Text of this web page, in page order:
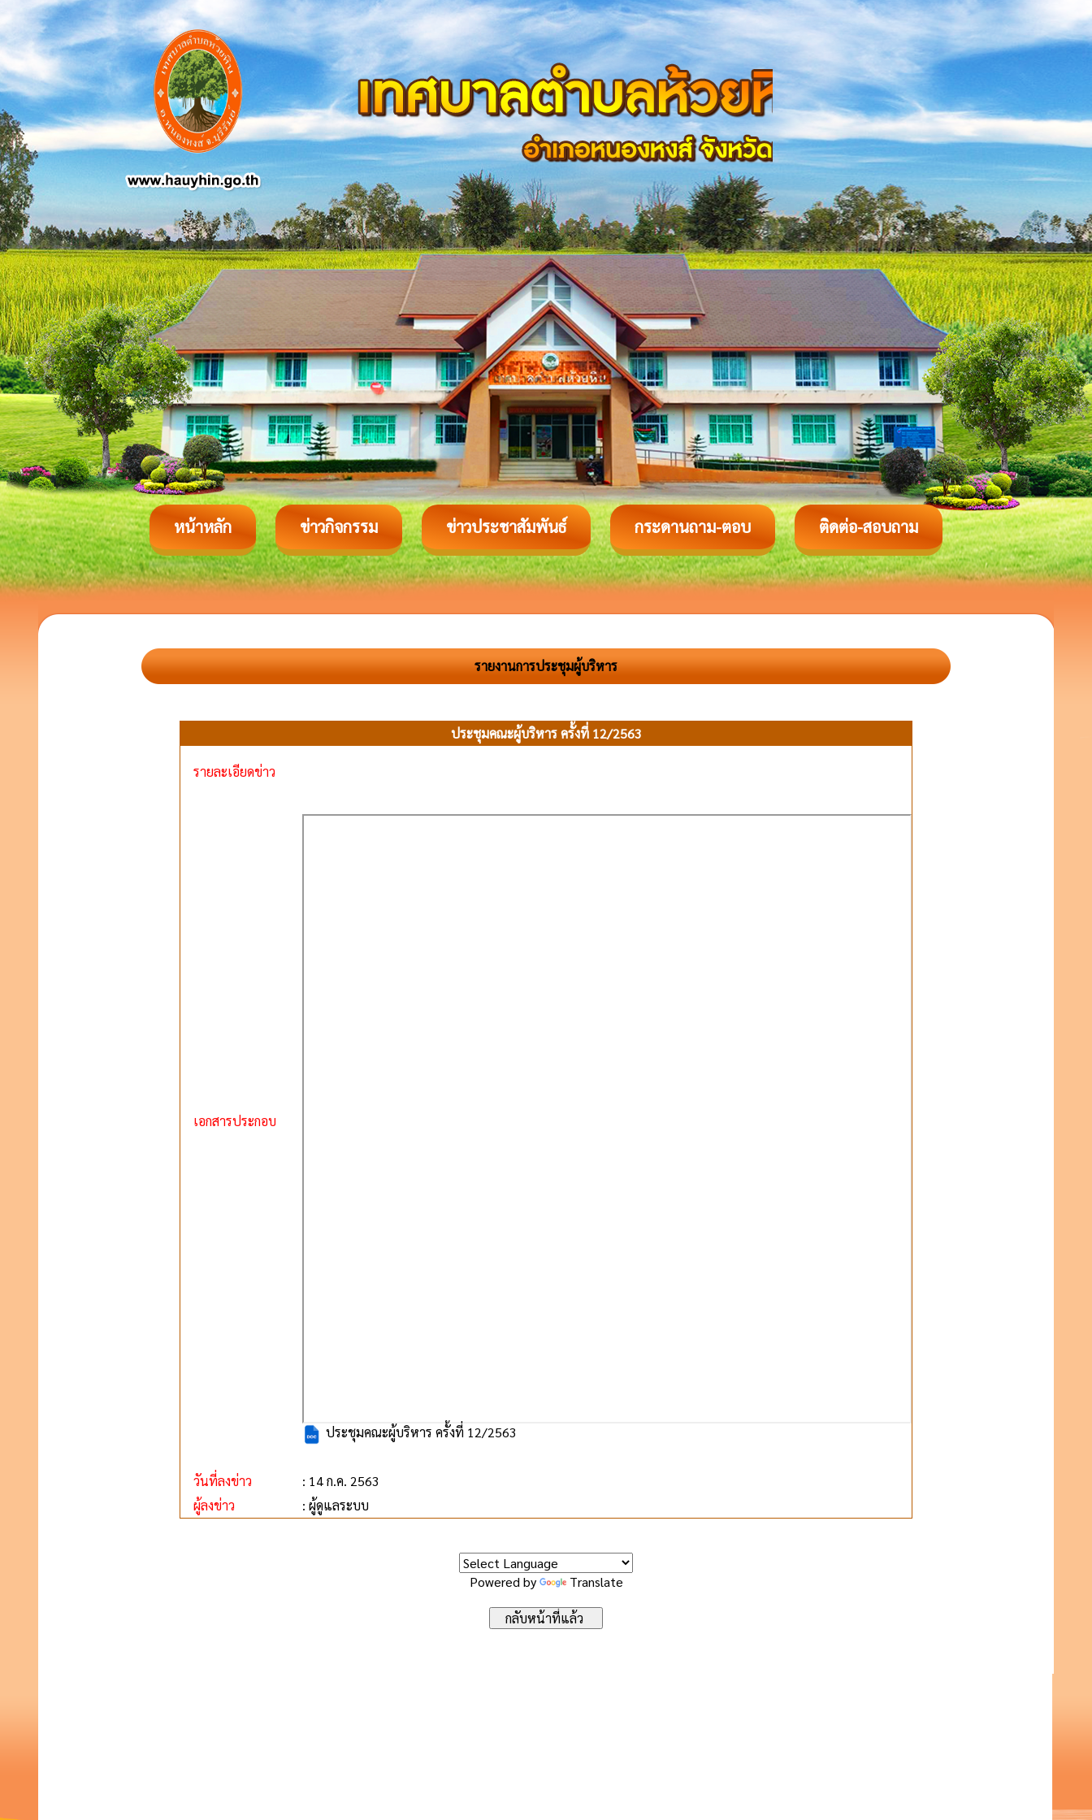
หน้าหลัก ข่าวกิจกรรม ข่าวประชาสัมพันธ์ กระดานถาม-ตอบ ติดต่อ-สอบถาม
รายงานการประชุมผู้บริหาร
ประชุมคณะผู้บริหาร ครั้งที่ 12/2563
รายละเอียดข่าว
เอกสารประกอบ
ประชุมคณะผู้บริหาร ครั้งที่ 12/2563
วันที่ลงข่าว
: 14 ก.ค. 2563
ผู้ลงข่าว
: ผู้ดูแลระบบ
Powered by Translate